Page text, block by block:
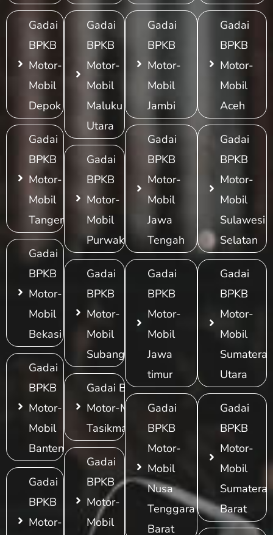
Gadai
BPKB
Motor-
Mobil
Depok
Gadai
BPKB
Motor-
Mobil
Tangerang
Gadai
BPKB
Motor-
Mobil
Bekasi
Gadai
BPKB
Motor-
Mobil
Banten
Gadai
BPKB
Motor-
Gadai
BPKB
Motor-
Mobil
Maluku
Utara
Gadai
BPKB
Motor-
Mobil
Purwakarta
Gadai
BPKB
Motor-
Mobil
Subang
Gadai BPKB
Motor-Mobil
Tasikmalaya
Gadai
BPKB
Motor-
Mobil
Gadai
BPKB
Motor-
Mobil
Jambi
Gadai
BPKB
Motor-
Mobil
Jawa
Tengah
Gadai
BPKB
Motor-
Mobil
Jawa
timur
Gadai
BPKB
Motor-
Mobil
Nusa
Tenggara
Barat
Gadai
BPKB
Motor-
Mobil
Aceh
Gadai
BPKB
Motor-
Mobil
Sulawesi
Selatan
Gadai
BPKB
Motor-
Mobil
Sumatera
Utara
Gadai
BPKB
Motor-
Mobil
Sumatera
Barat